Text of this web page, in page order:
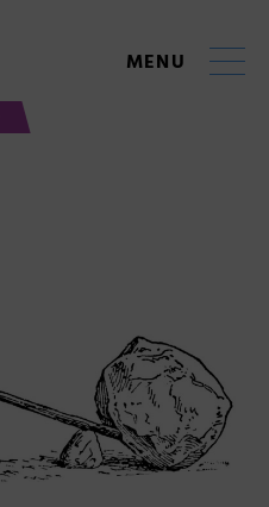
MENU